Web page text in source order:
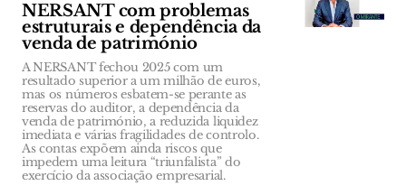
NERSANT com problemas
estruturais e dependência da
venda de património
A NERSANT fechou 2025 com um
resultado superior a um milhão de euros,
mas os números esbatem-se perante as
reservas do auditor, a dependência da
venda de património, a reduzida liquidez
imediata e várias fragilidades de controlo.
As contas expõem ainda riscos que
impedem uma leitura “triunfalista” do
exercício da associação empresarial.